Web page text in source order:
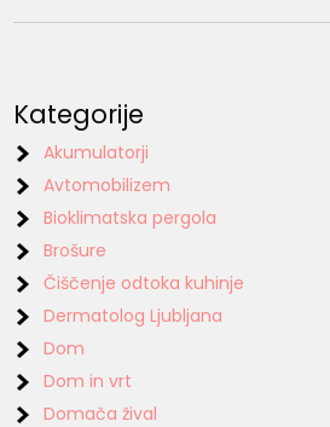
Kategorije
Akumulatorji
Avtomobilizem
Bioklimatska pergola
Brošure
Čiščenje odtoka kuhinje
Dermatolog Ljubljana
Dom
Dom in vrt
Domača žival